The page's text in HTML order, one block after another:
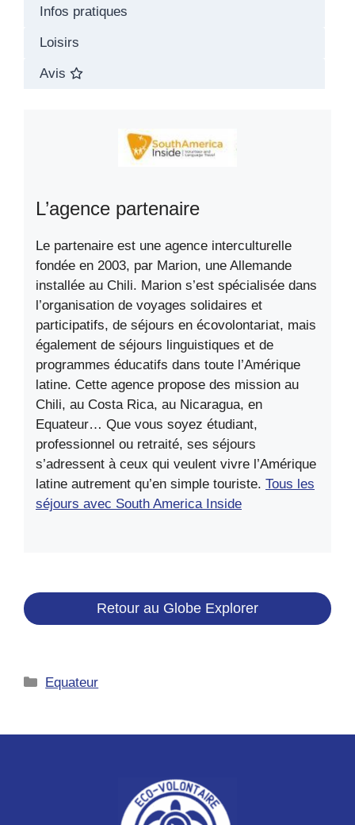
Infos pratiques
Loisirs
Avis
L’agence partenaire
Le partenaire est une agence interculturelle
fondée en 2003, par Marion, une Allemande
installée au Chili. Marion s’est spécialisée dans
l’organisation de voyages solidaires et
participatifs, de séjours en écovolontariat, mais
également de séjours linguistiques et de
programmes éducatifs dans toute l’Amérique
latine. Cette agence propose des mission au
Chili, au Costa Rica, au Nicaragua, en
Equateur… Que vous soyez étudiant,
professionnel ou retraité, ses séjours
s’adressent à ceux qui veulent vivre l’Amérique
latine autrement qu’en simple touriste. Tous les
séjours avec South America Inside
Retour au Globe Explorer
Catégories
Equateur